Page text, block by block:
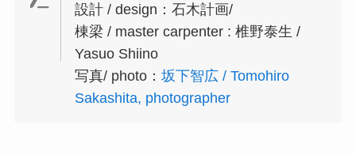
設計 / design：石木計画/
棟梁 / master carpenter : 椎野泰生 /
Yasuo Shiino
写真/ photo：坂下智広 / Tomohiro
Sakashita, photographer